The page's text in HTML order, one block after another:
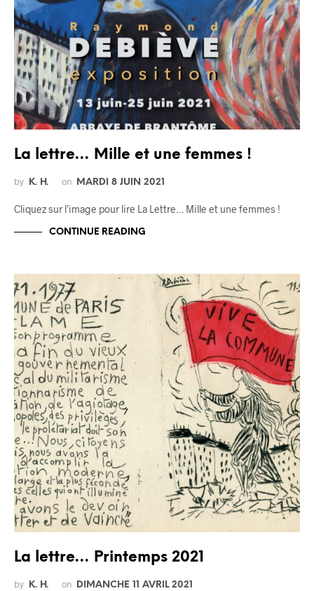
La lettre… Mille et une femmes !
by K. H. on MARDI 8 JUIN 2021
Cliquez sur l’image pour lire La Lettre… Mille et une femmes !
CONTINUE READING
La lettre… Printemps 2021
by K. H. on DIMANCHE 11 AVRIL 2021